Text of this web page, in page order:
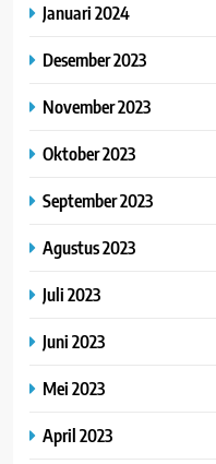
Januari 2024
Desember 2023
November 2023
Oktober 2023
September 2023
Agustus 2023
Juli 2023
Juni 2023
Mei 2023
April 2023